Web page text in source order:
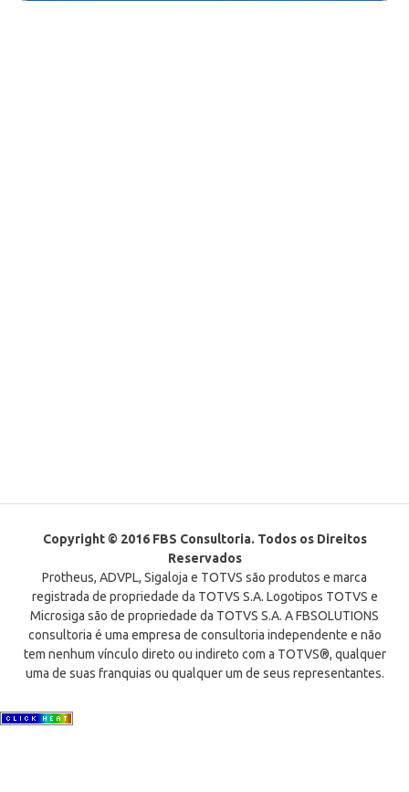
Copyright © 2016 FBS Consultoria. Todos os Direitos
Reservados
Protheus, ADVPL, Sigaloja e TOTVS são produtos e marca
registrada de propriedade da TOTVS S.A. Logotipos TOTVS e
Microsiga são de propriedade da TOTVS S.A. A FBSOLUTIONS
consultoria é uma empresa de consultoria independente e não
tem nenhum vínculo direto ou indireto com a TOTVS®, qualquer
uma de suas franquias ou qualquer um de seus representantes.